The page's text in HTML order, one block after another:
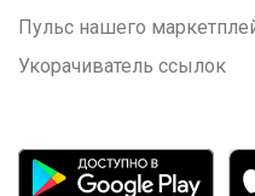
Пульс нашего
Укорачиватель ссылок